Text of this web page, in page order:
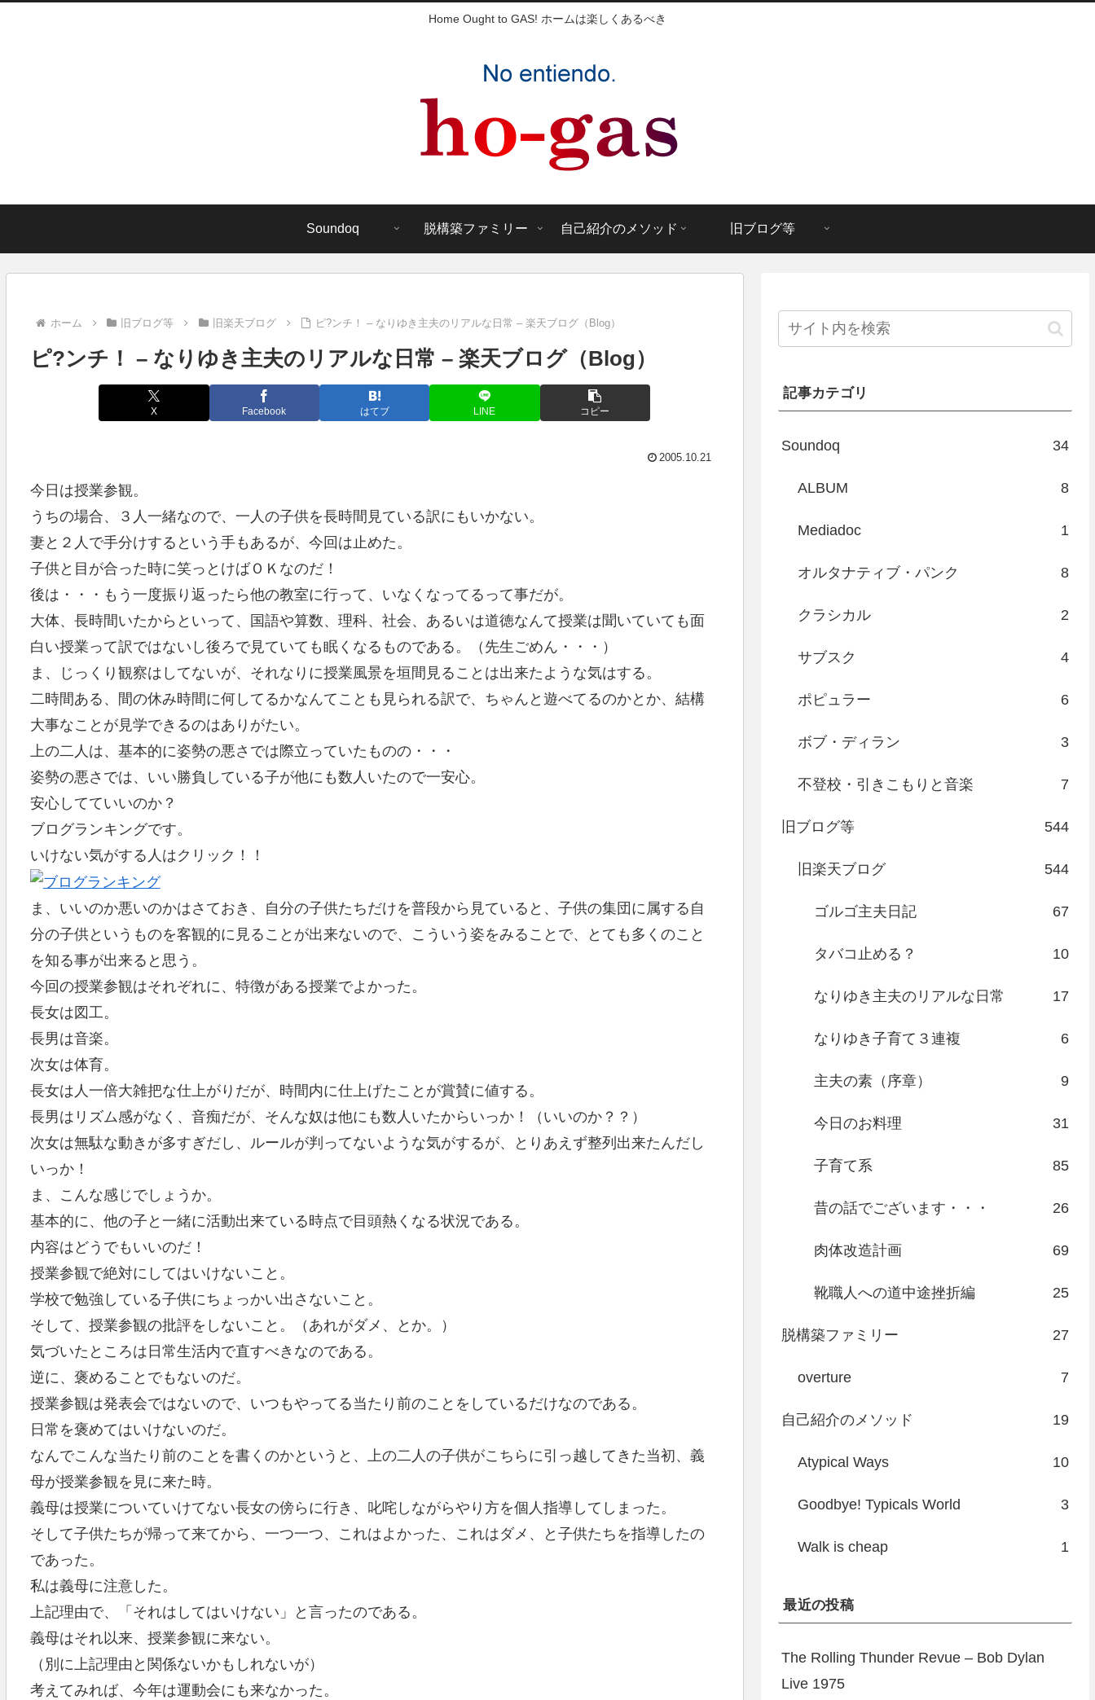
Home Ought to GAS! ホームは楽しくあるべき
Soundoq 脱構築ファミリー 自己紹介のメソッド 旧ブログ等
ホーム 旧ブログ等 旧楽天ブログ ピ?ンチ！ – なりゆき主夫のリアルな日常 – 楽天ブログ（Blog）
ピ?ンチ！ – なりゆき主夫のリアルな日常 – 楽天ブログ（Blog）
X Facebook はてブ LINE コピー
2005.10.21
今日は授業参観。
うちの場合、３人一緒なので、一人の子供を長時間見ている訳にもいかない。
妻と２人で手分けするという手もあるが、今回は止めた。
子供と目が合った時に笑っとけばＯＫなのだ！
後は・・・もう一度振り返ったら他の教室に行って、いなくなってるって事だが。
大体、長時間いたからといって、国語や算数、理科、社会、あるいは道徳なんて授業は聞いていても面
白い授業って訳ではないし後ろで見ていても眠くなるものである。（先生ごめん・・・）
ま、じっくり観察はしてないが、それなりに授業風景を垣間見ることは出来たような気はする。
二時間ある、間の休み時間に何してるかなんてことも見られる訳で、ちゃんと遊べてるのかとか、結構
大事なことが見学できるのはありがたい。
上の二人は、基本的に姿勢の悪さでは際立っていたものの・・・
姿勢の悪さでは、いい勝負している子が他にも数人いたので一安心。
安心してていいのか？
ブログランキングです。
いけない気がする人はクリック！！
ま、いいのか悪いのかはさておき、自分の子供たちだけを普段から見ていると、子供の集団に属する自
分の子供というものを客観的に見ることが出来ないので、こういう姿をみることで、とても多くのこと
を知る事が出来ると思う。
今回の授業参観はそれぞれに、特徴がある授業でよかった。
長女は図工。
長男は音楽。
次女は体育。
長女は人一倍大雑把な仕上がりだが、時間内に仕上げたことが賞賛に値する。
長男はリズム感がなく、音痴だが、そんな奴は他にも数人いたからいっか！（いいのか？？）
次女は無駄な動きが多すぎだし、ルールが判ってないような気がするが、とりあえず整列出来たんだし
いっか！
ま、こんな感じでしょうか。
基本的に、他の子と一緒に活動出来ている時点で目頭熱くなる状況である。
内容はどうでもいいのだ！
授業参観で絶対にしてはいけないこと。
学校で勉強している子供にちょっかい出さないこと。
そして、授業参観の批評をしないこと。（あれがダメ、とか。）
気づいたところは日常生活内で直すべきなのである。
逆に、褒めることでもないのだ。
授業参観は発表会ではないので、いつもやってる当たり前のことをしているだけなのである。
日常を褒めてはいけないのだ。
なんでこんな当たり前のことを書くのかというと、上の二人の子供がこちらに引っ越してきた当初、義
母が授業参観を見に来た時。
義母は授業についていけてない長女の傍らに行き、叱咤しながらやり方を個人指導してしまった。
そして子供たちが帰って来てから、一つ一つ、これはよかった、これはダメ、と子供たちを指導したの
であった。
私は義母に注意した。
上記理由で、「それはしてはいけない」と言ったのである。
義母はそれ以来、授業参観に来ない。
（別に上記理由と関係ないかもしれないが）
考えてみれば、今年は運動会にも来なかった。
記事カテゴリ
Soundoq 34
ALBUM 8
Mediadoc 1
オルタナティブ・パンク 8
クラシカル 2
サブスク 4
ポピュラー 6
ボブ・ディラン 3
不登校・引きこもりと音楽 7
旧ブログ等 544
旧楽天ブログ 544
ゴルゴ主夫日記 67
タバコ止める？ 10
なりゆき主夫のリアルな日常 17
なりゆき子育て３連複 6
主夫の素（序章） 9
今日のお料理 31
子育て系 85
昔の話でございます・・・ 26
肉体改造計画 69
靴職人への道中途挫折編 25
脱構築ファミリー 27
overture 7
自己紹介のメソッド 19
Atypical Ways 10
Goodbye! Typicals World 3
Walk is cheap 1
最近の投稿
The Rolling Thunder Revue – Bob Dylan
Live 1975